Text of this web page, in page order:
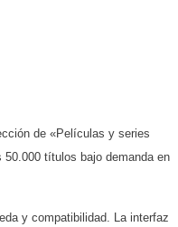
de «Películas y series
títulos bajo demanda en
y compatibilidad. La interfaz